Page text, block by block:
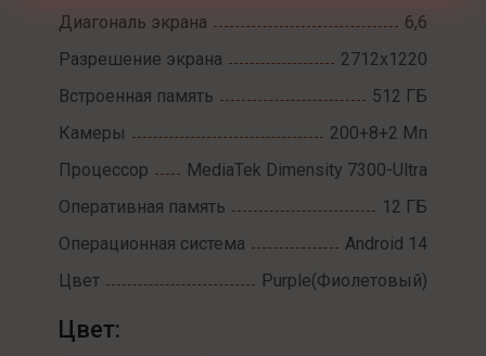
Диагональ экрана
6,6
Разрешение экрана
2712x1220
Встроенная память
512 ГБ
Камеры
200+8+2 Мп
Процессор
MediaTek Dimensity 7300-Ultra
Оперативная память
12 ГБ
Операционная система
Android 14
Цвет
Purple(Фиолетовый)
Цвет: